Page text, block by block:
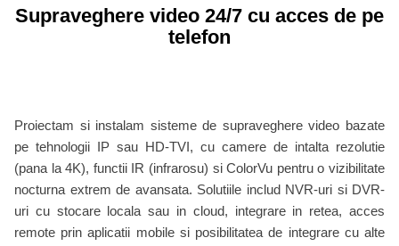
Supraveghere video 24/7 cu acces de pe
telefon
Proiectam si instalam sisteme de supraveghere video bazate
pe tehnologii IP sau HD-TVI, cu camere de intalta rezolutie
(pana la 4K), functii IR (infrarosu) si ColorVu pentru o vizibilitate
nocturna extrem de avansata. Solutiile includ NVR-uri si DVR-
uri cu stocare locala sau in cloud, integrare in retea, acces
remote prin aplicatii mobile si posibilitatea de integrare cu alte